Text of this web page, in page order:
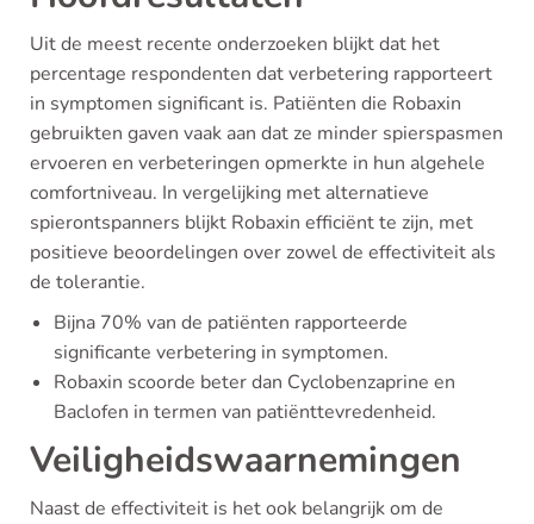
Uit de meest recente onderzoeken blijkt dat het
percentage respondenten dat verbetering rapporteert
in symptomen significant is. Patiënten die Robaxin
gebruikten gaven vaak aan dat ze minder spierspasmen
ervoeren en verbeteringen opmerkte in hun algehele
comfortniveau. In vergelijking met alternatieve
spierontspanners blijkt Robaxin efficiënt te zijn, met
positieve beoordelingen over zowel de effectiviteit als
de tolerantie.
Bijna 70% van de patiënten rapporteerde
significante verbetering in symptomen.
Robaxin scoorde beter dan Cyclobenzaprine en
Baclofen in termen van patiënttevredenheid.
Veiligheidswaarnemingen
Naast de effectiviteit is het ook belangrijk om de